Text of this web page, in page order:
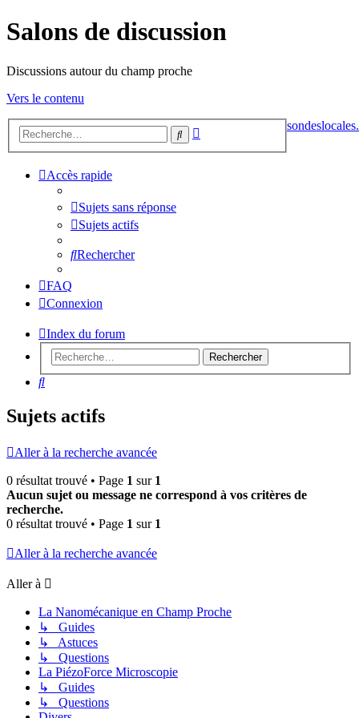
Salons de discussion
Discussions autour du champ proche
Vers le contenu
Rechercher
Accès rapide
Sujets sans réponse
Sujets actifs
Rechercher
FAQ
Connexion
Index du forum
Rechercher
Rechercher
Sujets actifs
Aller à la recherche avancée
0 résultat trouvé • Page 1 sur 1
Aucun sujet ou message ne correspond à vos critères de
recherche.
0 résultat trouvé • Page 1 sur 1
Aller à la recherche avancée
Aller à
La Nanomécanique en Champ Proche
↳ Guides
↳ Astuces
↳ Questions
La PiézoForce Microscopie
↳ Guides
↳ Questions